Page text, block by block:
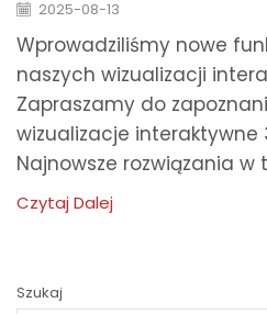
2025-08-13
Wprowadziliśmy nowe
naszych wizualizacji
Zapraszamy do
wizualizacje interaktywne
Najnowsze rozwiązania w
Czytaj Dalej
Szukaj